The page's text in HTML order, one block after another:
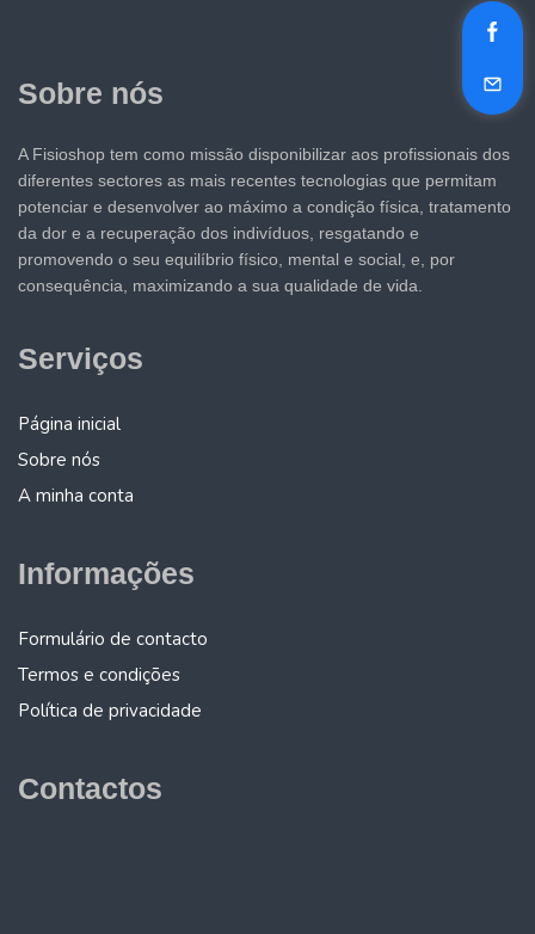
Sobre nós
A Fisioshop tem como missão disponibilizar aos profissionais dos
diferentes sectores as mais recentes tecnologias que permitam
potenciar e desenvolver ao máximo a condição física, tratamento
da dor e a recuperação dos indivíduos, resgatando e
promovendo o seu equilíbrio físico, mental e social, e, por
consequência, maximizando a sua qualidade de vida.
Serviços
Página inicial
Sobre nós
A minha conta
Informações
Formulário de contacto
Termos e condições
Política de privacidade
Contactos